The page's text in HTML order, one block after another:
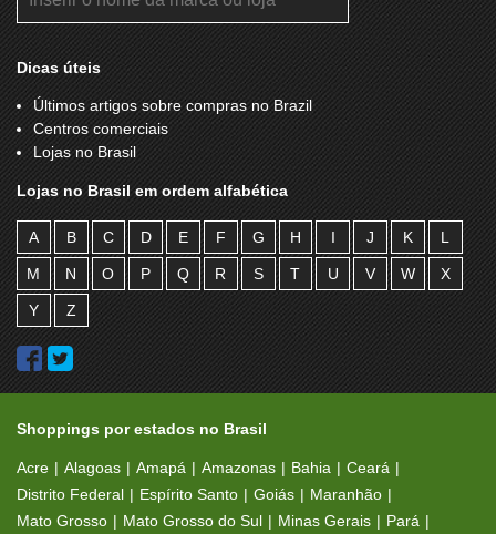
Dicas úteis
Últimos artigos sobre compras no Brazil
Centros comerciais
Lojas no Brasil
Lojas no Brasil em ordem alfabética
A B C D E F G H I J K L
M N O P Q R S T U V W X
Y Z
Shoppings por estados no Brasil
Acre Alagoas Amapá Amazonas Bahia
Ceará
Distrito Federal
Espírito Santo Goiás
Maranhão
Mato Grosso
Mato Grosso do Sul Minas Gerais Pará